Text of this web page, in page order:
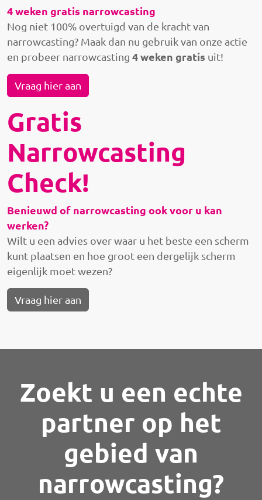
4 weken gratis narrowcasting
Nog niet 100% overtuigd van de kracht van
narrowcasting? Maak dan nu gebruik van onze actie
en probeer narrowcasting 4 weken gratis uit!
Vraag hier aan
Gratis
Narrowcasting
Check!
Benieuwd of narrowcasting ook voor u kan
werken?
Wilt u een advies over waar u het beste een scherm
kunt plaatsen en hoe groot een dergelijk scherm
eigenlijk moet wezen?
Vraag hier aan
Zoekt u een echte
partner op het
gebied van
narrowcasting?